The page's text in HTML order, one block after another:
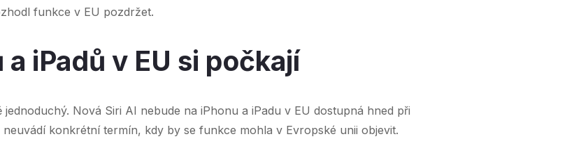
funkce v EU pozdržet.
iPadů v EU si počkají
Nová Siri AI nebude na iPhonu a iPadu v EU dostupná hned při
neuvádí konkrétní termín, kdy by se funkce mohla v Evropské unii objevit.